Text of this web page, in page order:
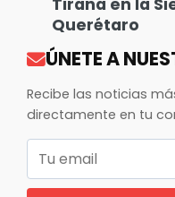
Tirana en la
Querétaro
ÚNETE A
Recibe las noticias
directamente en tu
Correo electrónico